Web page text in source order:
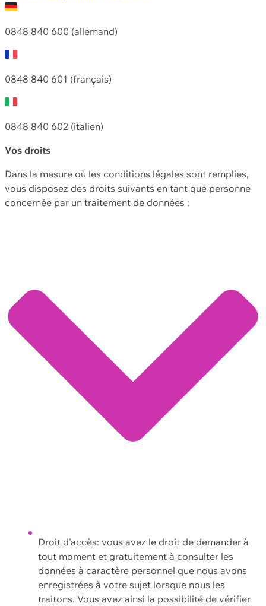
0848 840 600 (allemand)
0848 840 601 (français)
0848 840 602 (italien)
Vos droits
Dans la mesure où les conditions légales sont remplies,
vous disposez des droits suivants en tant que personne
concernée par un traitement de données :
Droit d'accès: vous avez le droit de demander à
tout moment et gratuitement à consulter les
données à caractère personnel que nous avons
enregistrées à votre sujet lorsque nous les
traitons. Vous avez ainsi la possibilité de vérifier